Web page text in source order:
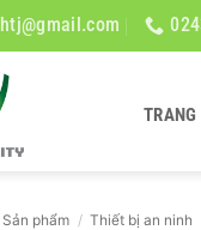
TRANG
Sản phẩm / Thiết bị an ninh